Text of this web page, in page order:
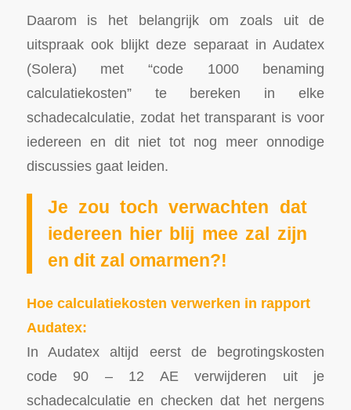
Daarom is het belangrijk om zoals uit de
uitspraak ook blijkt deze separaat in Audatex
(Solera) met “code 1000 benaming
calculatiekosten” te bereken in elke
schadecalculatie, zodat het transparant is voor
iedereen en dit niet tot nog meer onnodige
discussies gaat leiden.
Je zou toch verwachten dat
iedereen hier blij mee zal zijn
en dit zal omarmen?!
Hoe calculatiekosten verwerken in rapport
Audatex:
In Audatex altijd eerst de begrotingskosten
code 90 – 12 AE verwijderen uit je
schadecalculatie en checken dat het nergens